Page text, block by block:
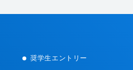
奨学生エントリー